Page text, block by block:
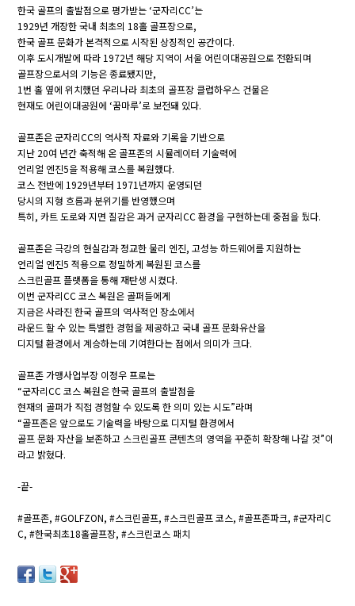
한국 골프의 출발점으로 평가받는 ‘군자리CC’는
1929년 개장한 국내 최초의 18홀 골프장으로,
한국 골프 문화가 본격적으로 시작된 상징적인 공간이다.
이후 도시개발에 따라 1972년 해당 지역이 서울 어린이대공원으로 전환되며
골프장으로서의 기능은 종료됐지만,
1번 홀 옆에 위치했던 우리나라 최초의 골프장 클럽하우스 건물은
현재도 어린이대공원에 ‘꿈마루’로 보전돼 있다.
골프존은 군자리CC의 역사적 자료와 기록을 기반으로
지난 20여 년간 축적해 온 골프존의 시뮬레이터 기술력에
언리얼 엔진5을 적용해 코스를 복원했다.
코스 전반에 1929년부터 1971년까지 운영되던
당시의 지형 흐름과 분위기를 반영했으며
특히, 카트 도로와 지면 질감은 과거 군자리CC 환경을 구현하는데 중점을 뒀다.
골프존은 극강의 현실감과 정교한 물리 엔진, 고성능 하드웨어를 지원하는
언리얼 엔진5 적용으로 정밀하게 복원된 코스를
스크린골프 플랫폼을 통해 재탄생 시켰다.
이번 군자리CC 코스 복원은 골퍼들에게
지금은 사라진 한국 골프의 역사적인 장소에서
라운드 할 수 있는 특별한 경험을 제공하고 국내 골프 문화유산을
디지털 환경에서 계승하는데 기여한다는 점에서 의미가 크다.
골프존 가맹사업부장 이정우 프로는
“군자리CC 코스 복원은 한국 골프의 출발점을
현재의 골퍼가 직접 경험할 수 있도록 한 의미 있는 시도”라며
“골프존은 앞으로도 기술력을 바탕으로 디지털 환경에서
골프 문화 자산을 보존하고 스크린골프 콘텐츠의 영역을 꾸준히 확장해 나갈 것”이
라고 밝혔다.
-끝-
#골프존, #GOLFZON, #스크린골프, #스크린골프 코스, #골프존파크, #군자리C
C, #한국최초18홀골프장, #스크린코스 패치